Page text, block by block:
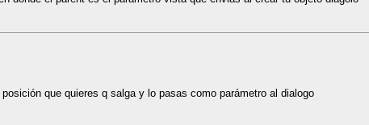
que quieres q salga y lo pasas como parámetro al dialogo